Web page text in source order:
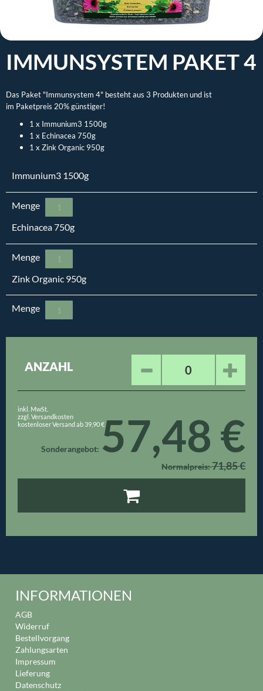
IMMUNSYSTEM PAKET 4
Das Paket "Immunsystem 4" besteht aus 3 Produkten und ist
im Paketpreis 20% günstiger!
1 x Immunium3 1500g
1 x Echinacea 750g
1 x Zink Organic 950g
Immunium3 1500g
Menge
Echinacea 750g
Menge
Zink Organic 950g
Menge
ANZAHL
inkl. MwSt.
zzgl. Versandkosten
kostenloser Versand ab 39,90 €
Sonderangebot 57,48 €
Normalpreis 71,85 €
INFORMATIONEN
AGB
Widerruf
Bestellvorgang
Zahlungsarten
Impressum
Lieferung
Datenschutz